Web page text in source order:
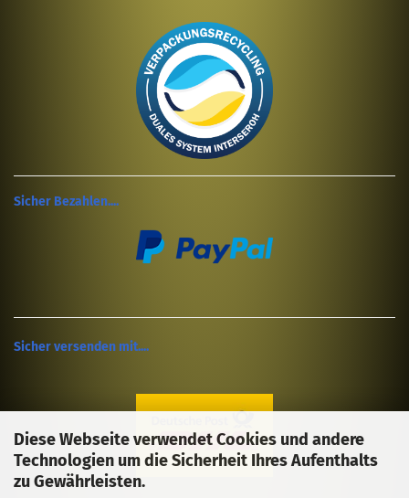
Diese Webseite verwendet Cookies und andere
Technologien um die Sicherheit Ihres Aufenthalts
zu Gewährleisten.
Sicher Bezahlen....
Sicher versenden mit....